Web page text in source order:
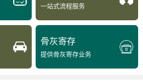
一站式流程服务
骨灰寄存
提供骨灰寄存业务